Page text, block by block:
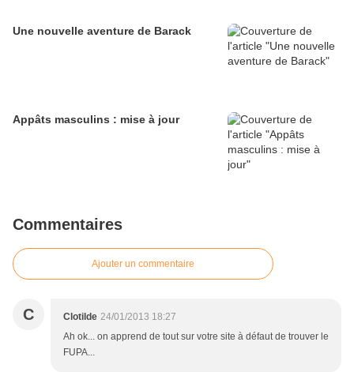
Une nouvelle aventure de Barack
Appâts masculins : mise à jour
Commentaires
Ajouter un commentaire
C Clotilde 24/01/2013 18:27
Ah ok... on apprend de tout sur votre site à défaut de trouver le
FUPA...